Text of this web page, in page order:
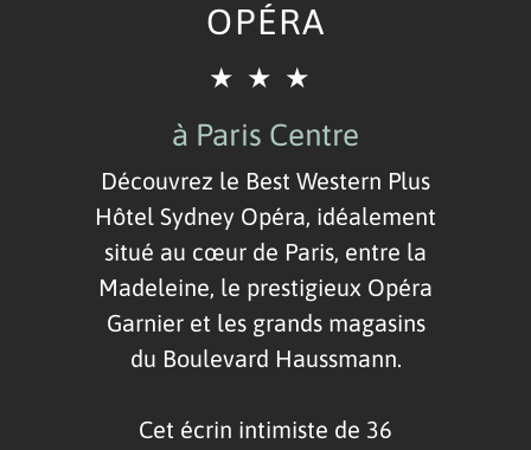
OPÉRA
★★★
à Paris Centre
Découvrez le Best Western Plus
Hôtel Sydney Opéra, idéalement
situé au cœur de Paris, entre la
Madeleine, le prestigieux Opéra
Garnier et les grands magasins
du Boulevard Haussmann.
Cet écrin intimiste de 36